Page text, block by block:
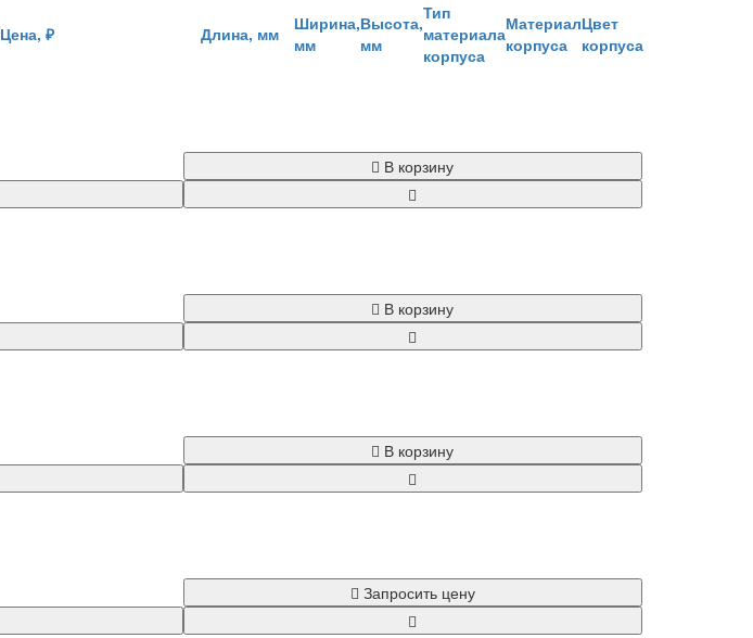
Цена, ₽ Длина, мм
Ширина,
мм
Высота,
мм
Тип
материала
корпуса
Материал
корпуса
Цвет
корпуса
В корзину
В корзину
В корзину
Запросить цену